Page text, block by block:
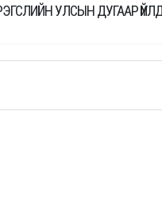
УЛСЫН ДУГААР